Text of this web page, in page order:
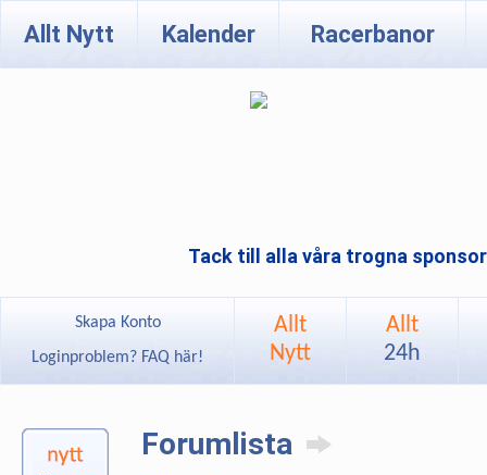
Allt Nytt Kalender Racerbanor
Tack till alla våra trogna
Skapa Konto
Loginproblem? FAQ här!
Allt
Nytt
Allt
24h
Forumlista